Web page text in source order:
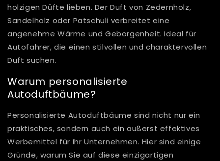
holzigen Düfte lieben. Der Duft von Zedernholz,
Sandelholz oder Patschuli verbreitet eine
angenehme Wärme und Geborgenheit. Ideal für
Autofahrer, die einen stilvollen und charaktervollen
Duft suchen.
Warum personalisierte
Autoduftbäume?
Personalisierte Autoduftbäume sind nicht nur ein
praktisches, sondern auch ein äußerst effektives
Werbemittel für Ihr Unternehmen. Hier sind einige
Gründe, warum Sie auf diese einzigartigen